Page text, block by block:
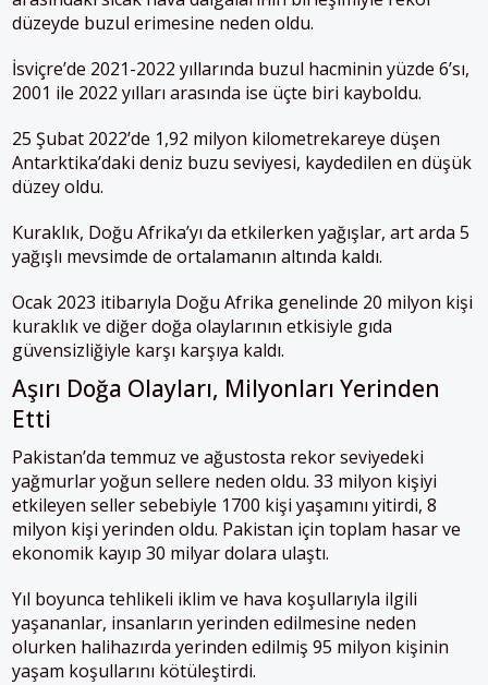
düzeyde buzul erimesine neden oldu.
İsviçre’de 2021-2022 yıllarında buzul hacminin yüzde 6’sı,
2001 ile 2022 yılları arasında ise üçte biri kayboldu.
25 Şubat 2022’de 1,92 milyon kilometrekareye düşen
Antarktika’daki deniz buzu seviyesi, kaydedilen en düşük
düzey oldu.
Kuraklık, Doğu Afrika’yı da etkilerken yağışlar, art arda 5
yağışlı mevsimde de ortalamanın altında kaldı.
Ocak 2023 itibarıyla Doğu Afrika genelinde 20 milyon kişi
kuraklık ve diğer doğa olaylarının etkisiyle gıda
güvensizliğiyle karşı karşıya kaldı.
Aşırı Doğa Olayları, Milyonları Yerinden
Etti
Pakistan’da temmuz ve ağustosta rekor seviyedeki
yağmurlar yoğun sellere neden oldu. 33 milyon kişiyi
etkileyen seller sebebiyle 1700 kişi yaşamını yitirdi, 8
milyon kişi yerinden oldu. Pakistan için toplam hasar ve
ekonomik kayıp 30 milyar dolara ulaştı.
Yıl boyunca tehlikeli iklim ve hava koşullarıyla ilgili
yaşananlar, insanların yerinden edilmesine neden
olurken halihazırda yerinden edilmiş 95 milyon kişinin
yaşam koşullarını kötüleştirdi.